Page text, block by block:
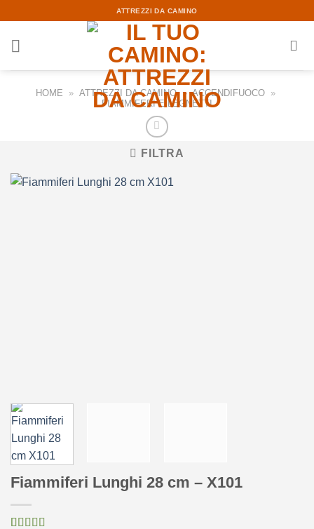
content
ATTREZZI DA CAMINO
HOME » ATTREZZI DA CAMINO » ACCENDIFUOCO »
FIAMMIFERI E LEGNETTI
FILTRA
Fiammiferi Lunghi 28 cm – X101